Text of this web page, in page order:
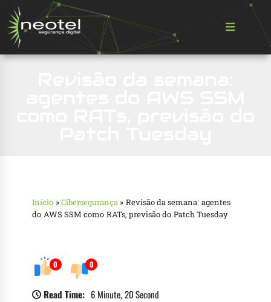
Início »Cibersegurança » Revisão da semana: agentes
do AWS SSM como RATs, previsão do Patch Tuesday
0 0
Read Time: 6 Minute, 20 Second